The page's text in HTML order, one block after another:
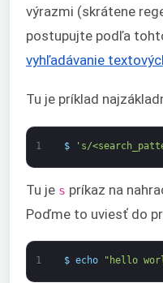
výrazmi (skrátene
postupujte podľa
vyhľadávanie
Tu je príklad
1 $ 's/
Tu je s príkaz na
Poďme to uviesť do
1 $ echo "hello